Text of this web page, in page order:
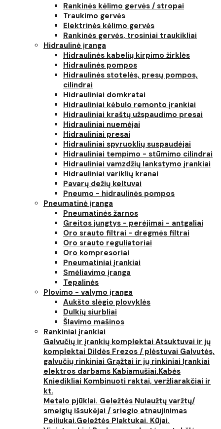
Rankinės kėlimo gervės / stropai
Traukimo gervės
Elektrinės kėlimo gervės
Rankinės gervės, trosiniai traukikliai
Hidraulinė įranga
Hidraulinės kabelių kirpimo žirklės
Hidraulinės pompos
Hidraulinės stotelės, presų pompos,
cilindrai
Hidrauliniai domkratai
Hidrauliniai kėbulo remonto įrankiai
Hidrauliniai kraštų užspaudimo presai
Hidrauliniai nuemėjai
Hidrauliniai presai
Hidrauliniai spyruoklių suspaudėjai
Hidrauliniai tempimo - stūmimo cilindrai
Hidrauliniai vamzdžių lankstymo įrankiai
Hidrauliniai variklių kranai
Pavarų dežių keltuvai
Pneumo - hidraulinės pompos
Pneumatinė įranga
Pneumatinės žarnos
Greitos jungtys - perėjimai - antgaliai
Oro srauto filtrai - dregmės filtrai
Oro srauto reguliatoriai
Oro kompresoriai
Pneumatiniai įrankiai
Smėliavimo įranga
Tepalinės
Plovimo - valymo įranga
Aukšto slėgio plovyklės
Dulkių siurbliai
Šlavimo mašinos
Rankiniai įrankiai
Galvučių ir įrankių komplektai Atsuktuvai ir jų
komplektai Dildės Frezos / plėstuvai Galvutės,
galvučių rinkiniai Grąžtai ir jų rinkiniai Įrankiai
elektros darbams Kabiamušiai.Kabės
Kniedikliai Kombinuoti raktai, veržliarakčiai ir
kt.
Metalo pjūklai. Geležtės Nulaužtų varžtų/
smeigių išsukėjai / sriegio atnaujinimas
Peiliukai.Geležtės Plaktukai. Kūjai.